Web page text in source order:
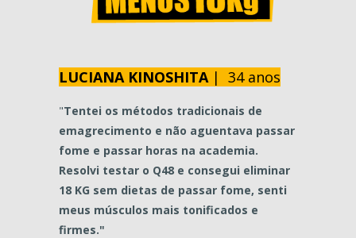
LUCIANA KINOSHITA | 34 anos
"Tentei os métodos tradicionais de
emagrecimento e não aguentava passar
fome e passar horas na academia.
Resolvi testar o Q48 e consegui eliminar
18 KG sem dietas de passar fome, senti
meus músculos mais tonificados e
firmes."